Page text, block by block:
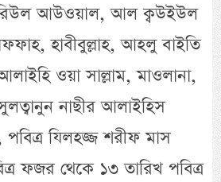
আউওয়াল, আল ক্বউইউল
হাবীবুল্লাহ, আহলু বাইতি
আলাইহি ওয়া সাল্লাম, মাওলানা,
নাছীর আলাইহিস
যিলহজ্জ শরীফ মাস
ফজর থেকে ১৩ তারিখ পবিত্র